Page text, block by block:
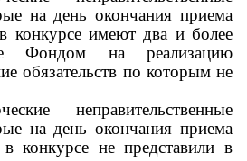
на день окончания приема
конкурсе имеют два и более
Фондом на реализацию
обязательств по которым не
неправительственные
на день окончания приема
конкурсе не представили в